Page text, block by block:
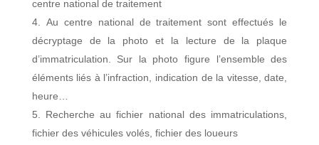
centre national de traitement
Au centre national de traitement sont effectués le
décryptage de la photo et la lecture de la plaque
d’immatriculation. Sur la photo figure l’ensemble des
éléments liés à l’infraction, indication de la vitesse, date,
heure…
Recherche au fichier national des immatriculations,
fichier des véhicules volés, fichier des loueurs